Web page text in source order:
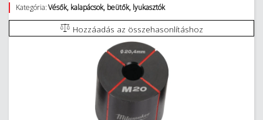
Kategória:Vésők, kalapácsok, beütők, lyukasztók
Hozzáadás az összehasonlításhoz